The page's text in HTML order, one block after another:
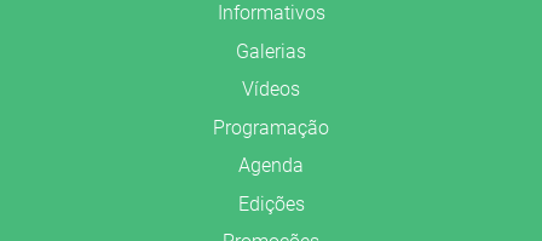
Informativos
Galerias
Vídeos
Programação
Agenda
Edições